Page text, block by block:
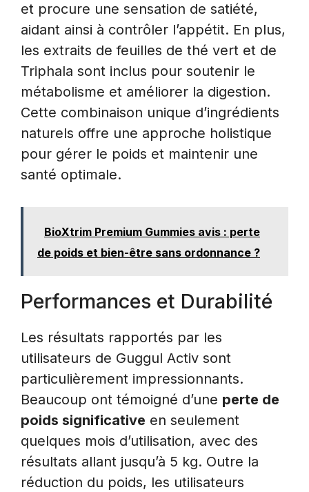
et procure une sensation de satiété,
aidant ainsi à contrôler l’appétit. En plus,
les extraits de feuilles de thé vert et de
Triphala sont inclus pour soutenir le
métabolisme et améliorer la digestion.
Cette combinaison unique d’ingrédients
naturels offre une approche holistique
pour gérer le poids et maintenir une
santé optimale.
BioXtrim Premium Gummies avis : perte
de poids et bien-être sans ordonnance ?
Performances et Durabilité
Les résultats rapportés par les
utilisateurs de Guggul Activ sont
particulièrement impressionnants.
Beaucoup ont témoigné d’une perte de
poids significative en seulement
quelques mois d’utilisation, avec des
résultats allant jusqu’à 5 kg. Outre la
réduction du poids, les utilisateurs